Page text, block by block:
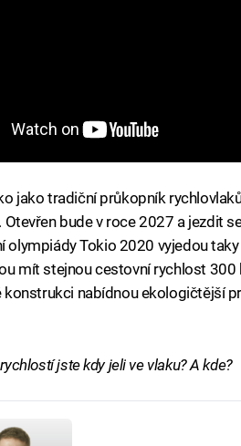
jako tradiční průkopník
Otevřen bude v roce 2027 a jezdit
olympiády Tokio 2020 vyjedou
mít stejnou cestovní rychlost 300
konstrukci nabídnou ekologičtější
jste kdy jeli ve vlaku? A kde?